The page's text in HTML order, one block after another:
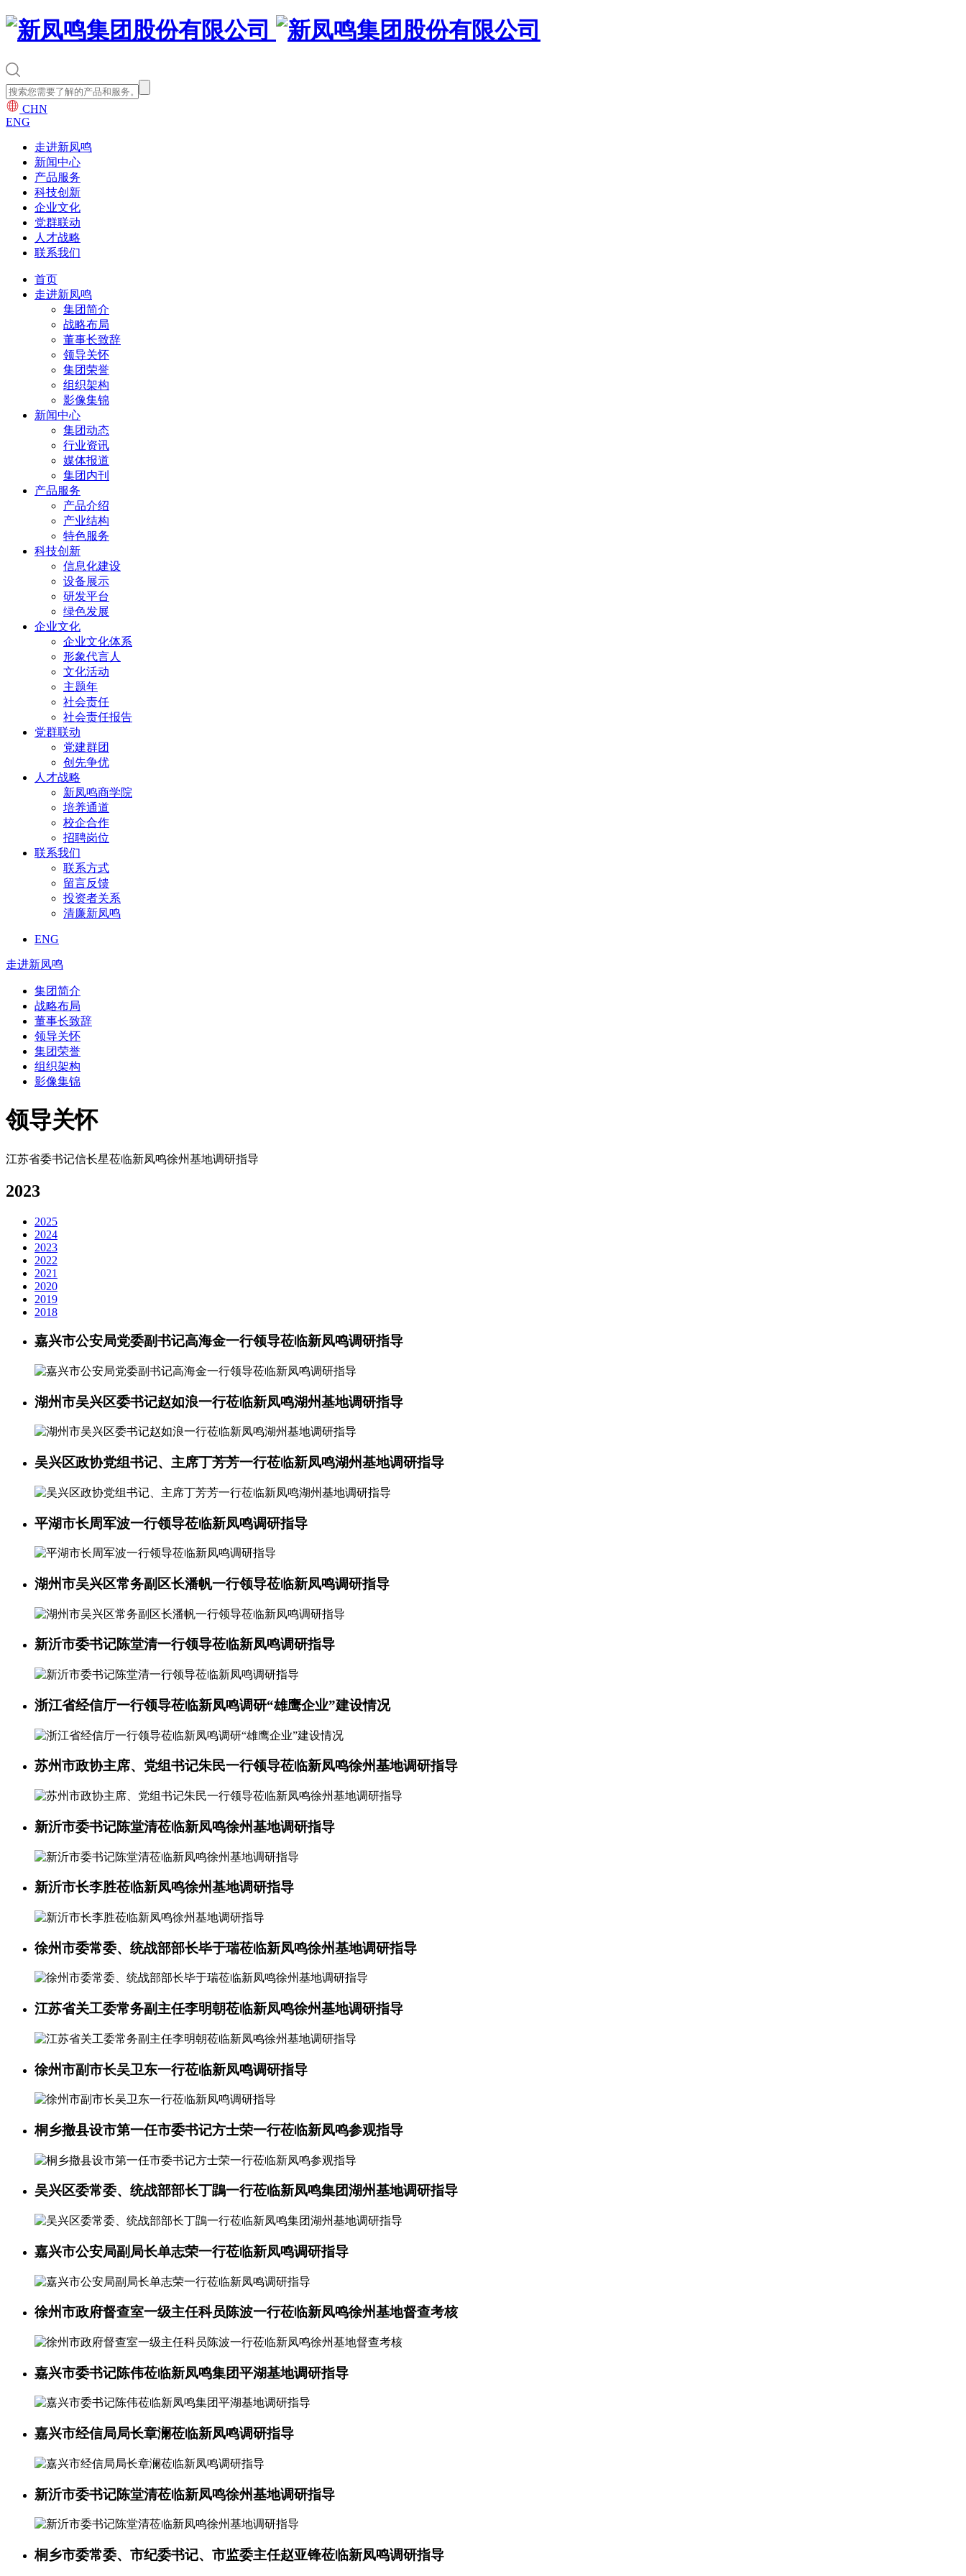
CHN
ENG
走进新凤鸣
新闻中心
产品服务
科技创新
企业文化
党群联动
人才战略
联系我们
首页
走进新凤鸣
集团简介
战略布局
董事长致辞
领导关怀
集团荣誉
组织架构
影像集锦
新闻中心
集团动态
行业资讯
媒体报道
集团内刊
产品服务
产品介绍
产业结构
特色服务
科技创新
信息化建设
设备展示
研发平台
绿色发展
企业文化
企业文化体系
形象代言人
文化活动
主题年
社会责任
社会责任报告
党群联动
党建群团
创先争优
人才战略
新凤鸣商学院
培养通道
校企合作
招聘岗位
联系我们
联系方式
留言反馈
投资者关系
清廉新凤鸣
ENG
走进新凤鸣
集团简介
战略布局
董事长致辞
领导关怀
集团荣誉
组织架构
影像集锦
领导关怀
江苏省委书记信长星莅临新凤鸣徐州基地调研指导
2023
2025
2024
2023
2022
2021
2020
2019
2018
嘉兴市公安局党委副书记高海金一行领导莅临新凤鸣调研指导
湖州市吴兴区委书记赵如浪一行莅临新凤鸣湖州基地调研指导
吴兴区政协党组书记、主席丁芳芳一行莅临新凤鸣湖州基地调研指导
平湖市长周军波一行领导莅临新凤鸣调研指导
湖州市吴兴区常务副区长潘帆一行领导莅临新凤鸣调研指导
新沂市委书记陈堂清一行领导莅临新凤鸣调研指导
浙江省经信厅一行领导莅临新凤鸣调研“雄鹰企业”建设情况
苏州市政协主席、党组书记朱民一行领导莅临新凤鸣徐州基地调研指导
新沂市委书记陈堂清莅临新凤鸣徐州基地调研指导
新沂市长李胜莅临新凤鸣徐州基地调研指导
徐州市委常委、统战部部长毕于瑞莅临新凤鸣徐州基地调研指导
江苏省关工委常务副主任李明朝莅临新凤鸣徐州基地调研指导
徐州市副市长吴卫东一行莅临新凤鸣调研指导
桐乡撤县设市第一任市委书记方士荣一行莅临新凤鸣参观指导
吴兴区委常委、统战部部长丁鵾一行莅临新凤鸣集团湖州基地调研指导
嘉兴市公安局副局长单志荣一行莅临新凤鸣调研指导
徐州市政府督查室一级主任科员陈波一行莅临新凤鸣徐州基地督查考核
嘉兴市委书记陈伟莅临新凤鸣集团平湖基地调研指导
嘉兴市经信局局长章澜莅临新凤鸣调研指导
新沂市委书记陈堂清莅临新凤鸣徐州基地调研指导
桐乡市委常委、市纪委书记、市监委主任赵亚锋莅临新凤鸣调研指导